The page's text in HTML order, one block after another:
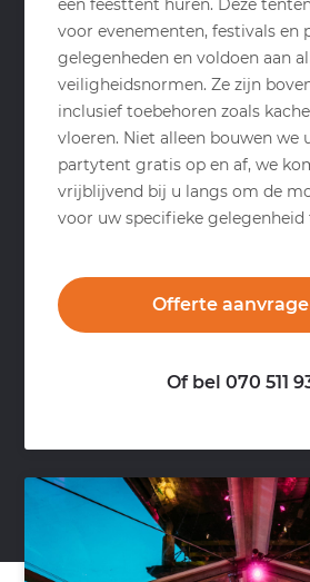
een feesttent huren. Deze
voor evenementen, festivals en
gelegenheden en voldoen aan
veiligheidsnormen. Ze zijn
inclusief toebehoren zoals
vloeren. Niet alleen bouwen we
partytent gratis op en af, we
vrijblijvend bij u langs om de
voor uw specifieke gelegenheid
Offerte
Of bel 070 511